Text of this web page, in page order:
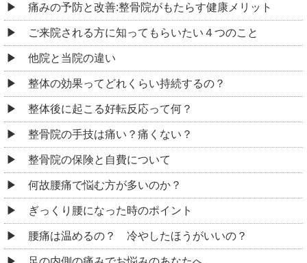
痛みの予防と改善:整骨院がもたらす健康メリット
ご来院される方に知ってもらいたい４つのこと
他院と当院の違い
整体の効果ってどれくらい持続するの？
整体後に起こる好転反応って何？
整骨院の手技は痛い？痛くない？
整骨院の保険と自費について
何故腰痛で悩む方が多いのか？
ぎっくり腰になった時のポイント
腰痛は温めるの？ 冷やしたほうがいいの？